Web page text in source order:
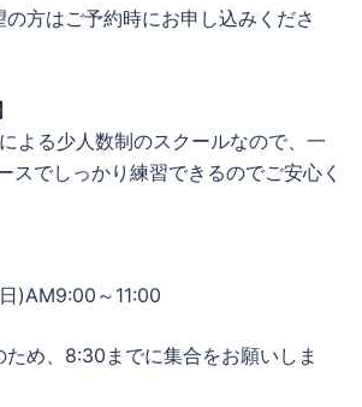
方はご予約時にお申し込みくださ
よる少人数制のスクールなので、一
スでしっかり練習できるのでご安心く
)AM9:00～11:00
め、8:30までに集合をお願いしま